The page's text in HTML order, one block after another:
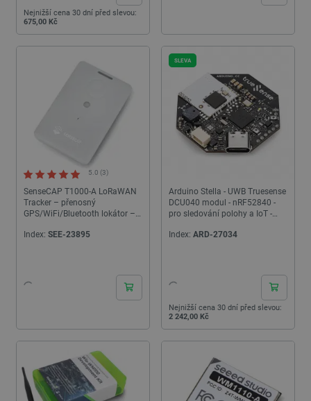
Nejnižší cena 30 dní před slevou:
675,00 Kč
SenseCAP T1000-A LoRaWAN
Tracker – přenosný
GPS/WiFi/Bluetooth lokátor –
5.0 (3)
Index: SEE-23895
Arduino Stella - UWB Truesense
DCU040 modul - nRF52840 -
pro sledování polohy a IoT -
Index: ARD-27034
Nejnižší cena 30 dní před slevou:
2 242,00 Kč
SLEVA